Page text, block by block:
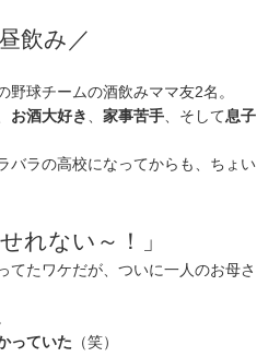
飲み／
野球チームの酒飲みママ友2名。
お酒大好き 家事苦手 、そして息子
バラの高校になってからも、ちょい
れない～！」
てたワケだが、ついに一人のお母さ
っていた （笑）